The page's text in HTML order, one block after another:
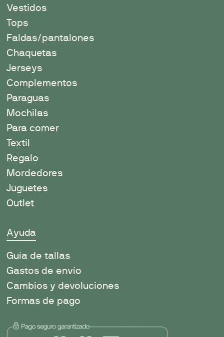
Vestidos
Tops
Faldas/pantalones
Chaquetas
Jerseys
Complementos
Paraguas
Mochilas
Para comer
Textil
Regalo
Mordedores
Juguetes
Outlet
Ayuda
Guía de tallas
Gastos de envío
Cambios y devoluciones
Formas de pago